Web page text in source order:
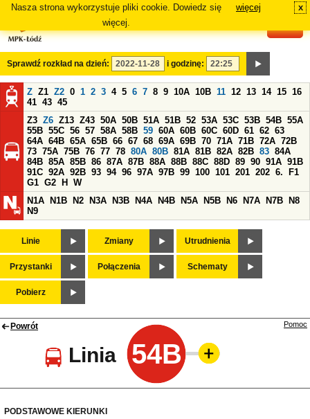
Nasza strona wykorzystuje pliki cookie. Dowiedz się
więcej.
więcej x
Sprawdź rozkład na dzień: i godzinę:
Z Z1 Z2 0 1 2 3 4 5 6 7 8 9 10A 10B 11 12 13 14 15 16
41 43 45
Z3 Z6 Z13 Z43 50A 50B 51A 51B 52 53A 53C 53B 54B 55A
55B 55C 56 57 58A 58B 59 60A 60B 60C 60D 61 62 63
64A 64B 65A 65B 66 67 68 69A 69B 70 71A 71B 72A 72B
73 75A 75B 76 77 78 80A 80B 81A 81B 82A 82B 83 84A
84B 85A 85B 86 87A 87B 88A 88B 88C 88D 89 90 91A 91B
91C 92A 92B 93 94 96 97A 97B 99 100 101 201 202 6.
F1
G1 G2 H
W
N1A
N1B N2 N3A N3B N4A N4B N5A N5B N6 N7A N7B
N8
N9
Linie Zmiany Utrudnienia
Przystanki Połączenia Schematy
Pobierz
Powrót
Linia 54B
Pomoc
PODSTAWOWE KIERUNKI